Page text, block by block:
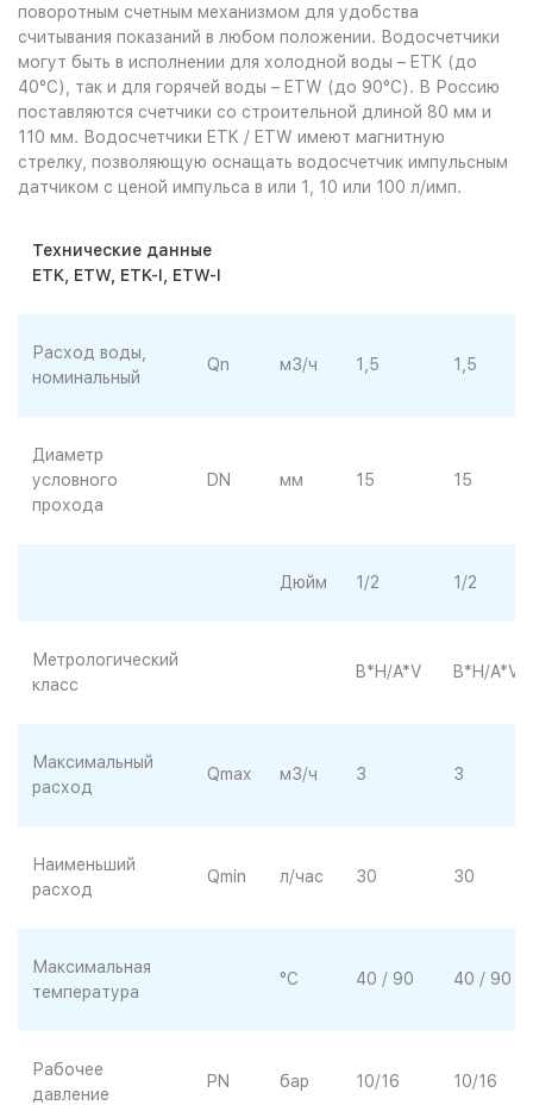
поворотным счетным механизмом для удобства
считывания показаний в любом положении. Водосчетчики
могут быть в исполнении для холодной воды – ETK (до
40°С), так и для горячей воды – ETW (до 90°С). В Россию
поставляются счетчики со строительной длиной 80 мм и
110 мм. Водосчетчики ETK / ETW имеют магнитную
стрелку, позволяющую оснащать водосчетчик импульсным
датчиком с ценой импульса в или 1, 10 или 100 л/имп.
Технические данные
ETK, ETW, ETK-I, ETW-I
Расход воды,
номинальный
Qn м3/ч 1,5 1,5
Диаметр
условного
прохода
DN мм 15 15
Дюйм 1/2 1/2
Метрологический
класс
B*H/A*V B*H/A*V
Максимальный
расход
Qmax м3/ч 3 3
Наименьший
расход
Qmin л/час 30 30
Максимальная
температура
°C 40 / 90 40 / 90
Рабочее
давление
PN бар 10/16 10/16